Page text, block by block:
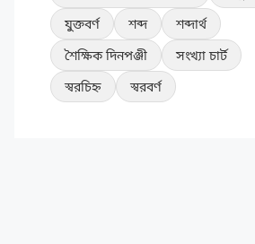
যুক্তবর্ণ
শব্দ
শব্দার্থ
শৈক্ষিক দিনপঞ্জী
সংখ্যা চার্ট
স্বরচিহ্ন
স্বরবর্ণ